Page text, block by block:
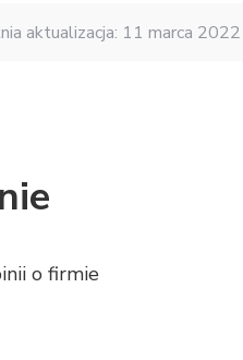
aktualizacja: 11 marca 2022
o firmie